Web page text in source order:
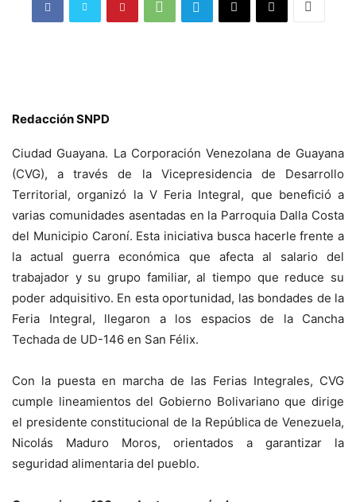
Redacción SNPD
Ciudad Guayana. La Corporación Venezolana de Guayana
(CVG), a través de la Vicepresidencia de Desarrollo
Territorial, organizó la V Feria Integral, que benefició a
varias comunidades asentadas en la Parroquia Dalla Costa
del Municipio Caroní. Esta iniciativa busca hacerle frente a
la actual guerra económica que afecta al salario del
trabajador y su grupo familiar, al tiempo que reduce su
poder adquisitivo. En esta oportunidad, las bondades de la
Feria Integral, llegaron a los espacios de la Cancha
Techada de UD-146 en San Félix.
Con la puesta en marcha de las Ferias Integrales, CVG
cumple lineamientos del Gobierno Bolivariano que dirige
el presidente constitucional de la República de Venezuela,
Nicolás Maduro Moros, orientados a garantizar la
seguridad alimentaria del pueblo.